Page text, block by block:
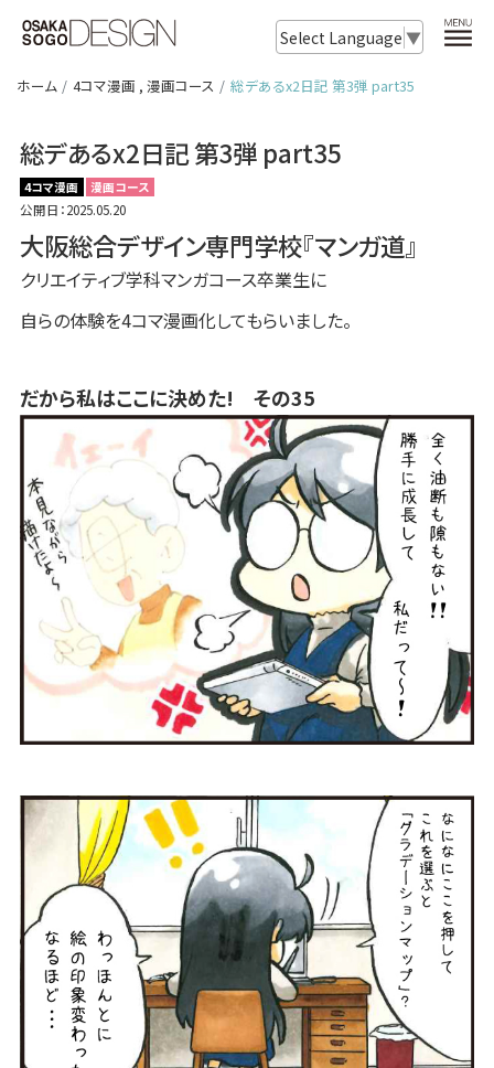
Select Language ▼
ホーム 4コマ漫画 , 漫画コース 総デあるx2日記 第3弾 part35
総デあるx2日記 第3弾 part35
4コマ漫画 漫画コース
公開日：2025.05.20
大阪総合デザイン専門学校『マンガ道』
クリエイティブ学科マンガコース卒業生に
自らの体験を4コマ漫画化してもらいました。
だから私はここに決めた! その35